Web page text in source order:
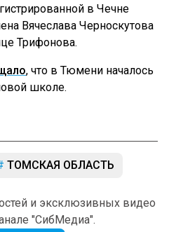
в Чечне
Вячеслава Черноскутова
Трифонова.
, что в Тюмени началось
школе.
ТОМСКАЯ ОБЛАСТЬ
и эксклюзивных видео
"СибМедиа".